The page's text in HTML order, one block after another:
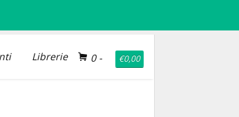
0- €0,00
Librerie